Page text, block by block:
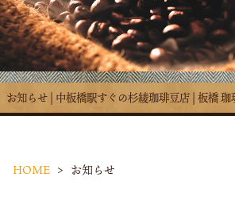
お知らせ | 中板橋駅すぐの杉綾珈琲豆店 | 板橋 珈
HOME お知らせ